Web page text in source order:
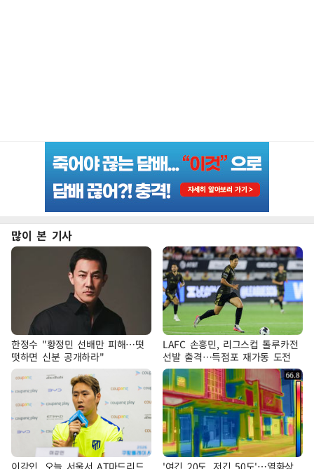
많이 본 기사
한정수 "황정민 선배만 피해…떳
떳하면 신분 공개하라"
LAFC 손흥민, 리그스컵 톨루카전
선발 출격…득점포 재가동 도전